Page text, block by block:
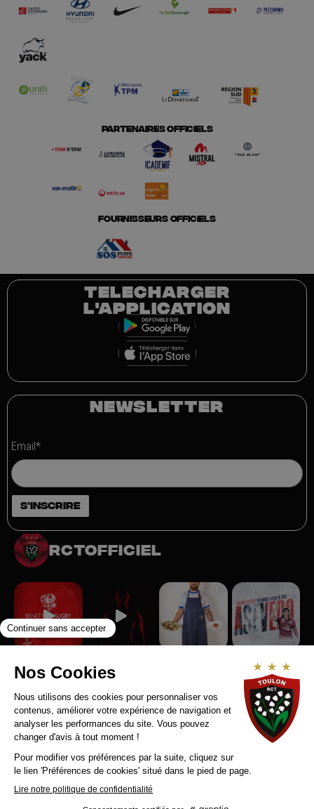
PARTENAIRES OFFICIELS
FOURNISSEURS OFFICIELS
TELECHARGER
L'APPLICATION
NEWSLETTER
Email*
rctofficiel
Suivez-nous sur Instagram